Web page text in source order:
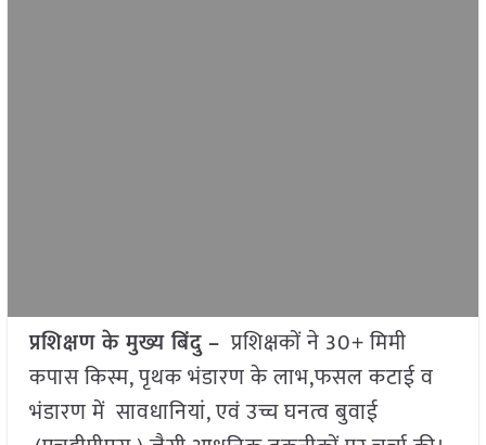
प्रशिक्षण के मुख्य बिंदु – प्रशिक्षकों ने 30+ मिमी
कपास किस्म, पृथक भंडारण के लाभ,फसल कटाई व
भंडारण में सावधानियां, एवं उच्च घनत्व बुवाई